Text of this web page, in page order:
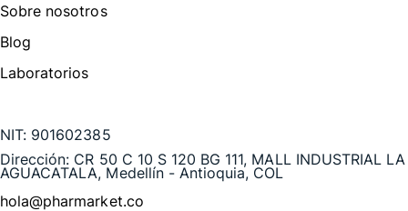
Sobre nosotros
Blog
Laboratorios
NIT: 901602385
Dirección: CR 50 C 10 S 120 BG 111, MALL INDUSTRIAL LA
AGUACATALA, Medellín - Antioquia, COL
hola@pharmarket.co